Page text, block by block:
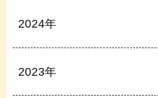
2024年
2023年